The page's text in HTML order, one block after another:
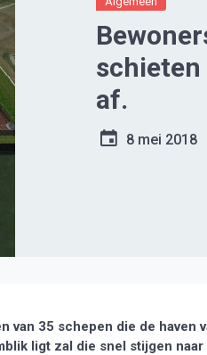
schieten
af.
8 mei 2018
van 35 schepen die de haven
ligt zal die snel stijgen naar